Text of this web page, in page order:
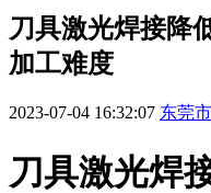
刀具激光焊接降
加工难度
2023-07-04 16:32:07 东莞
刀具激光焊